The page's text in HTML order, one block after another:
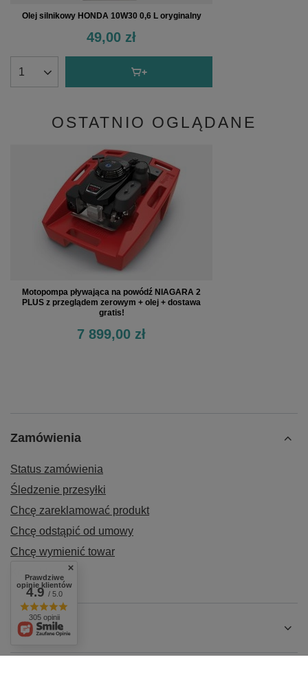
Olej silnikowy HONDA 10W30 0,6 L oryginalny
49,00 zł
OSTATNIO OGLĄDANE
Motopompa pływająca na powódź NIAGARA 2
PLUS z przeglądem zerowym + olej + dostawa
gratis!
7 899,00 zł
Zamówienia
Status zamówienia
Śledzenie przesyłki
Chcę zareklamować produkt
Chcę odstąpić od umowy
Chcę wymienić towar
Kontakt
Konto
Prawdziwe
opinie klientów
4.9/ 5.0
305 opinii